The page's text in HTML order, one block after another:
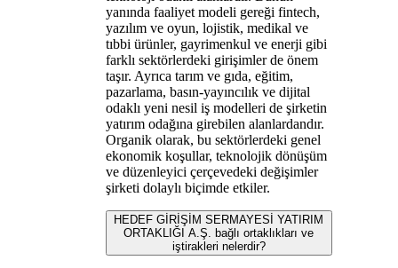
yanında faaliyet modeli gereği fintech,
yazılım ve oyun, lojistik, medikal ve
tıbbi ürünler, gayrimenkul ve enerji gibi
farklı sektörlerdeki girişimler de önem
taşır. Ayrıca tarım ve gıda, eğitim,
pazarlama, basın-yayıncılık ve dijital
odaklı yeni nesil iş modelleri de şirketin
yatırım odağına girebilen alanlardandır.
Organik olarak, bu sektörlerdeki genel
ekonomik koşullar, teknolojik dönüşüm
ve düzenleyici çerçevedeki değişimler
şirketi dolaylı biçimde etkiler.
HEDEF GİRİŞİM SERMAYESİ YATIRIM
ORTAKLIĞI A.Ş. bağlı ortaklıkları ve
iştirakleri nelerdir?